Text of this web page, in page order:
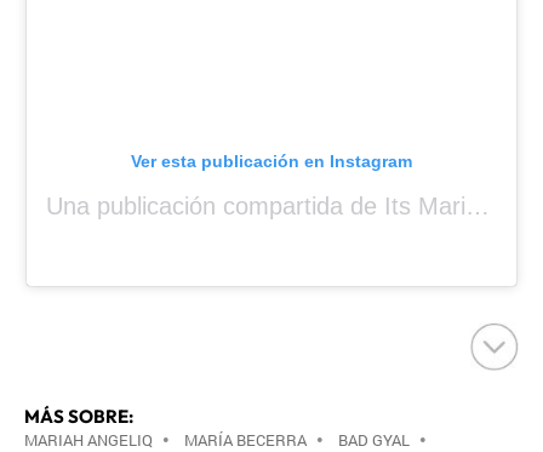
Ver esta publicación en Instagram
Una publicación compartida de Its Mariah Baby (@mariahangeliq)
MÁS SOBRE:
MARIAH ANGELIQ • MARÍA BECERRA • BAD GYAL •